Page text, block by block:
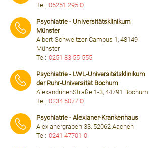
Tel: 05251 295 0
Psychiatrie - Universitätsklinikum
Münster
Albert-Schweitzer-Campus 1, 48149
Münster
Tel: 0251 83 55 555
Psychiatrie - LWL-Universitätsklinikum
der Ruhr-Universität Bochum
AlexandrinenStraße 1-3, 44791 Bochum
Tel: 0234 5077 0
Psychiatrie - Alexianer-Krankenhaus
Alexianergraben 33, 52062 Aachen
Tel: 0241 47701 0